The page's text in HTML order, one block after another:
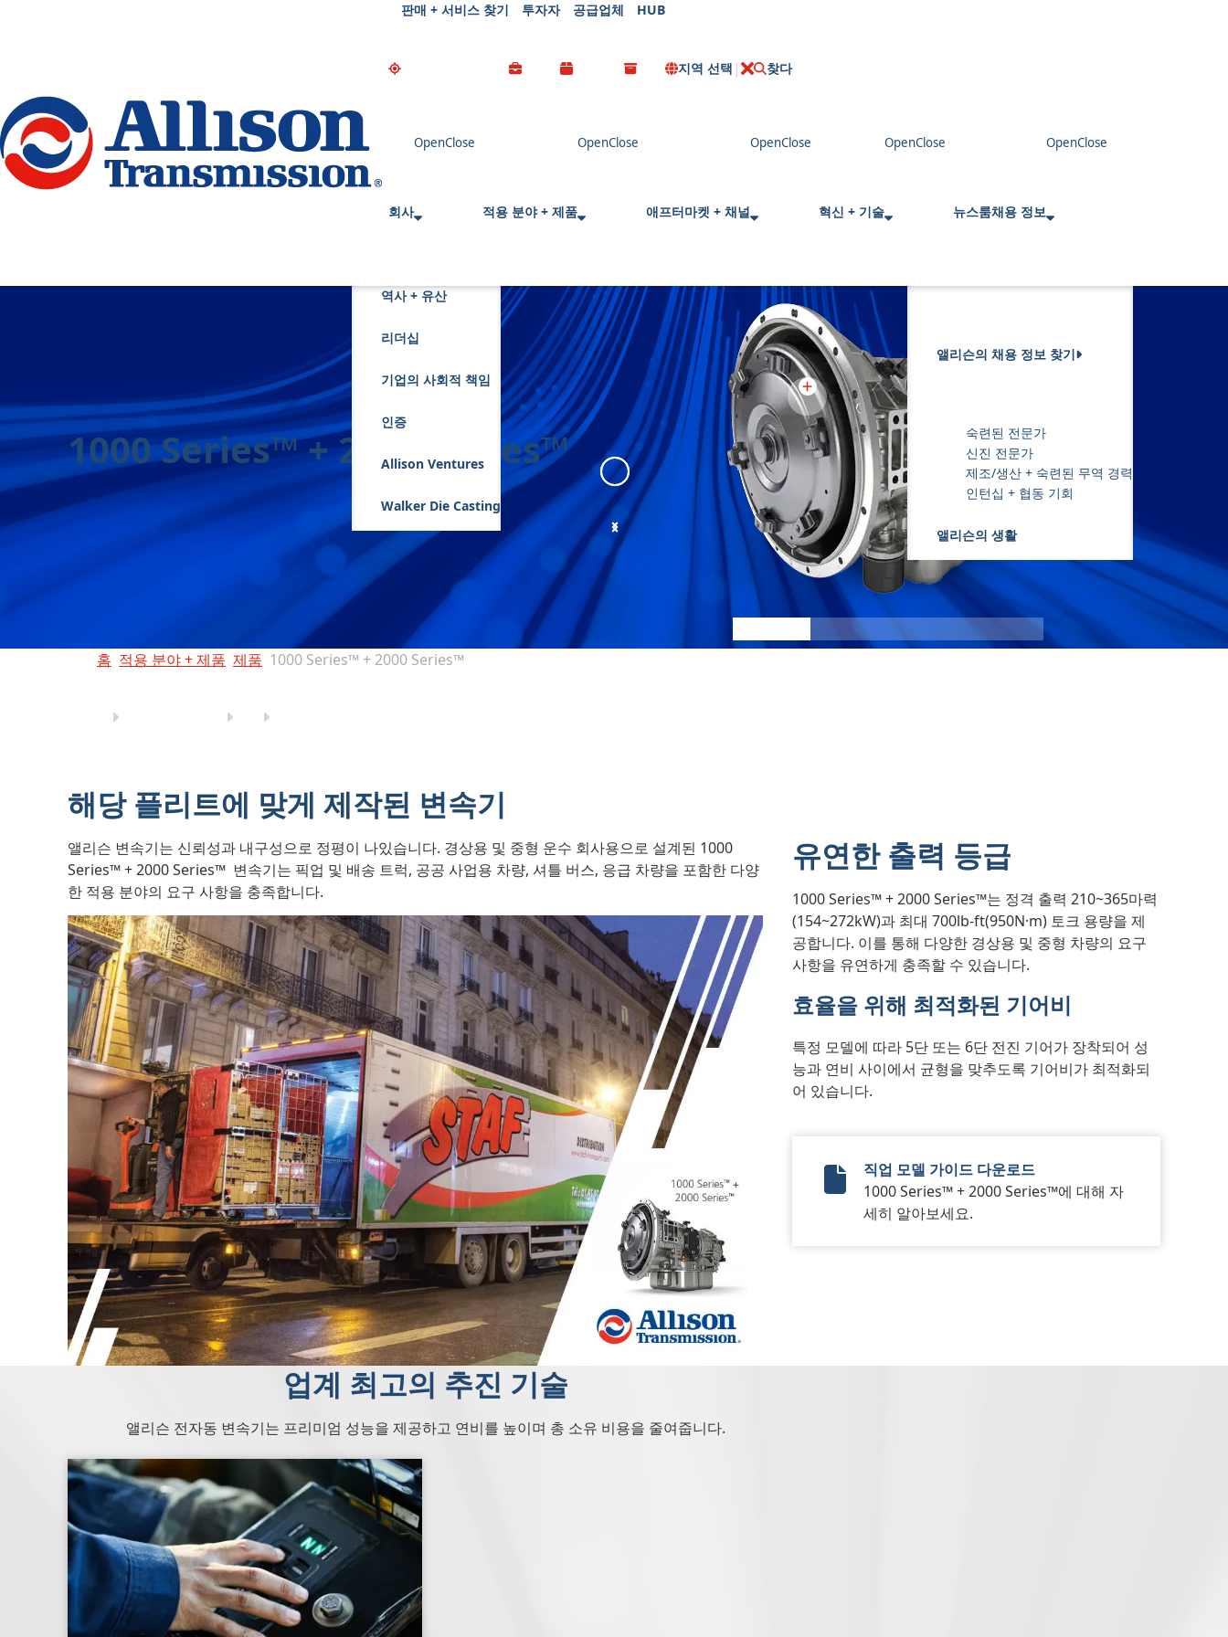
Go Home
판매 + 서비스 찾기 투자자 공급업체 HUB
지역 선택 찾다
s
회사
역사 + 유산
리더십
기업의 사회적 책임
인증
Allison Ventures
Walker Die Casting
적용 분야 + 제품 애프터마켓 + 채널 혁신 + 기술 뉴스룸채용 정보
앨리슨의 채용 정보 찾기
숙련된 전문가
신진 전문가
제조/생산 + 숙련된 무역 경력
인턴십 + 협동 기회
앨리슨의 생활
1000 Series™ + 2000 Series™
Angle 1
1000
홈 적용 분야 + 제품 제품 1000 Series™ + 2000 Series™
해당 플리트에 맞게 제작된 변속기
앨리슨 변속기는 신뢰성과 내구성으로 정평이 나있습니다. 경상용 및 중형 운수 회사용으로 설계된 1000
Series™ + 2000 Series™ 변속기는 픽업 및 배송 트럭, 공공 사업용 차량, 셔틀 버스, 응급 차량을 포함한 다양
한 적용 분야의 요구 사항을 충족합니다.
유연한 출력 등급
1000 Series™ + 2000 Series™는 정격 출력 210~365마력
(154~272kW)과 최대 700lb-ft(950N·m) 토크 용량을 제
공합니다. 이를 통해 다양한 경상용 및 중형 차량의 요구
사항을 유연하게 충족할 수 있습니다.
효율을 위해 최적화된 기어비
특정 모델에 따라 5단 또는 6단 전진 기어가 장착되어 성
능과 연비 사이에서 균형을 맞추도록 기어비가 최적화되
어 있습니다.
Vocational Model Guide Digital
직업 모델 가이드 다운로드
1000 Series™ + 2000 Series™에 대해 자
세히 알아보세요.
업계 최고의 추진 기술
앨리슨 전자동 변속기는 프리미엄 성능을 제공하고 연비를 높이며 총 소유 비용을 줄여줍니다.